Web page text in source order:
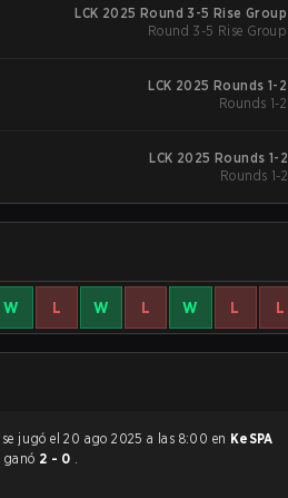
LCK 2025 Round 3-5 Rise Group
Round 3-5 Rise Group
LCK 2025 Rounds 1-2
Rounds 1-2
LCK 2025 Rounds 1-2
Rounds 1-2
W L W L W L L
se jugó el 20 ago 2025 a las 8:00 en KeSPA
ganó 2 - 0 .